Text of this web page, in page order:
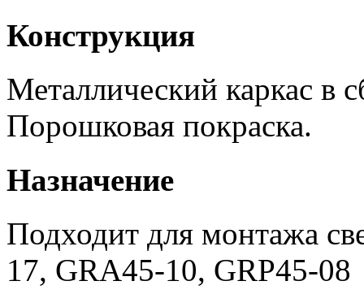
Конструкция
Металлический каркас в
Порошковая покраска.
Назначение
Подходит для монтажа
17, GRA45-10, GRP45-08